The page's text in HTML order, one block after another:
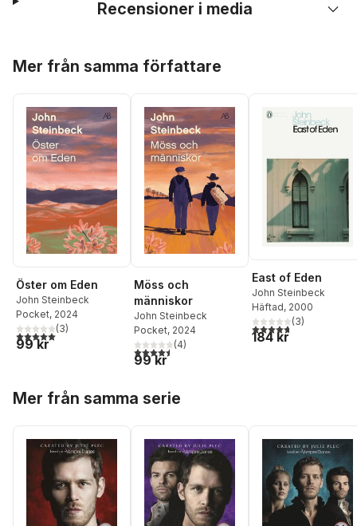
Recensioner i media
Mer från samma författare
Öster om Eden
John Steinbeck
Pocket, 2024
5,0utav 5 stjärnor. Totalt antal röster:
(3)
99 kr
Möss och
människor
John Steinbeck
Pocket, 2024
4,5utav 5 stjärnor. Totalt antal röster:
(4)
99 kr
East of Eden
John Steinbeck
Häftad, 2000
4,7utav 5 stjärnor.
(3)
184 kr
Mer från samma serie